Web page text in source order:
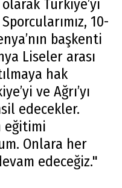
Türkiye’yi
10-
başkenti
Liseler arası
hak
ve Ağrı’yı
edecekler.
eğitimi
Onlara her
edeceğiz."